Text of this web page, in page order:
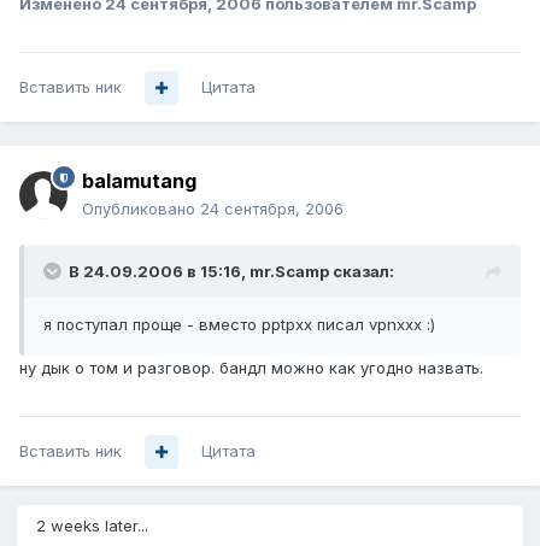
Изменено 24 сентября, 2006 пользователем mr.Scamp
Вставить ник Цитата
balamutang
Опубликовано 24 сентября, 2006
В 24.09.2006 в 15:16, mr.Scamp сказал:
я поступал проще - вместо pptpxx писал vpnxxx :)
ну дык о том и разговор. бандл можно как угодно назвать.
Вставить ник Цитата
2 weeks later...